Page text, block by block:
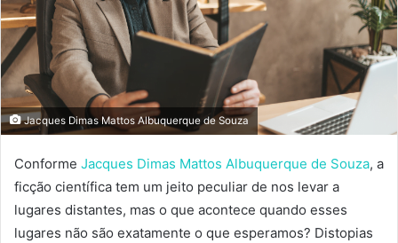
Jacques Dimas Mattos Albuquerque de Souza
Conforme Jacques Dimas Mattos Albuquerque de Souza, a
ficção científica tem um jeito peculiar de nos levar a
lugares distantes, mas o que acontece quando esses
lugares não são exatamente o que esperamos? Distopias